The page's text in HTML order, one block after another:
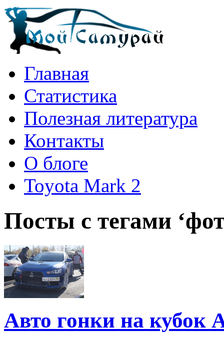
Главная
Статистика
Полезная литература
Контакты
О блоге
Toyota Mark 2
Посты с тегами
Авто гонки на кубок